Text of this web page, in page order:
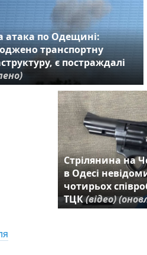
атака по Одещині:
транспортну
є постраждалі
Стрілянина на
в Одесі
чотирьох
ТЦК(відео)